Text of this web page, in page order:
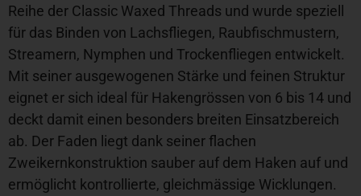
Reihe der Classic Waxed Threads und wurde speziell
für das Binden von Lachsfliegen, Raubfischmustern,
Streamern, Nymphen und Trockenfliegen entwickelt.
Mit seiner ausgewogenen Stärke und feinen Struktur
eignet er sich ideal für Hakengrössen von 6 bis 14 und
deckt damit einen besonders breiten Einsatzbereich
ab. Der Faden liegt dank seiner flachen
Zweikernkonstruktion sauber auf dem Haken auf und
ermöglicht kontrollierte, gleichmässige Wicklungen.